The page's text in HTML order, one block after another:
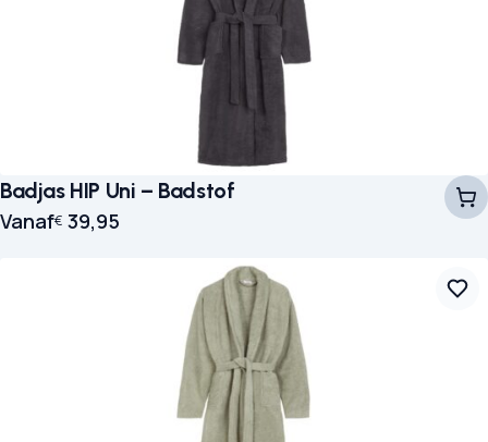
Badjas HIP Uni – Badstof
Vanaf€ 39,95